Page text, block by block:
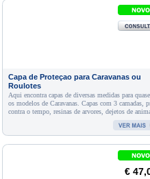
Capa de Proteçao para Caravanas ou
Roulotes
Aqui encontra capas de diversas medidas para
os modelos de Caravanas. Capas com 3 camadas,
contra o tempo, resinas de arvores, dejetos de
€